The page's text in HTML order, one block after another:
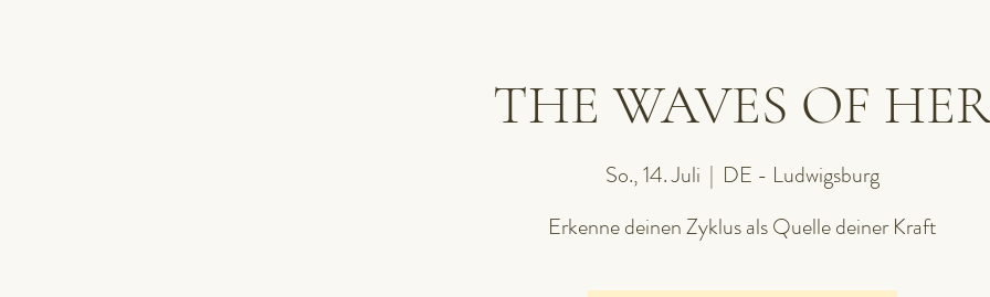
THE WAVES OF
So., 14. Juli
  |
DE - Ludwigsburg
Erkenne deinen Zyklus als Quelle deiner Kraft